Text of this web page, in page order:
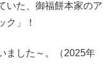
いた、御福餅本家のア
ク」！
ました～。（2025年